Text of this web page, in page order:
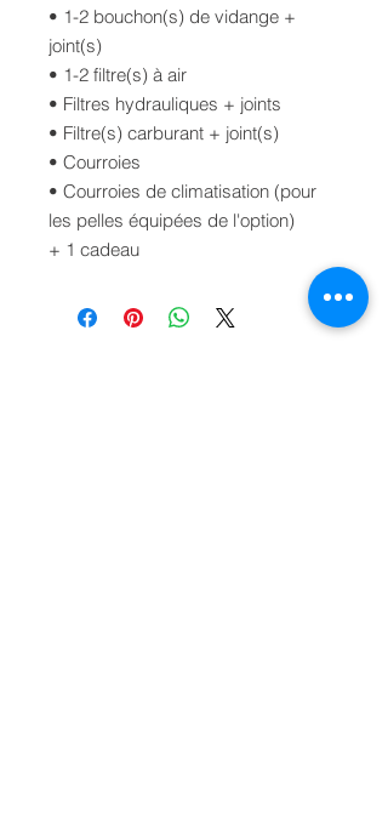
• 1-2 bouchon(s) de vidange +
joint(s)
• 1-2 filtre(s) à air
• Filtres hydrauliques + joints
• Filtre(s) carburant + joint(s)
• Courroies
• Courroies de climatisation (pour
les pelles équipées de l'option)
+ 1 cadeau